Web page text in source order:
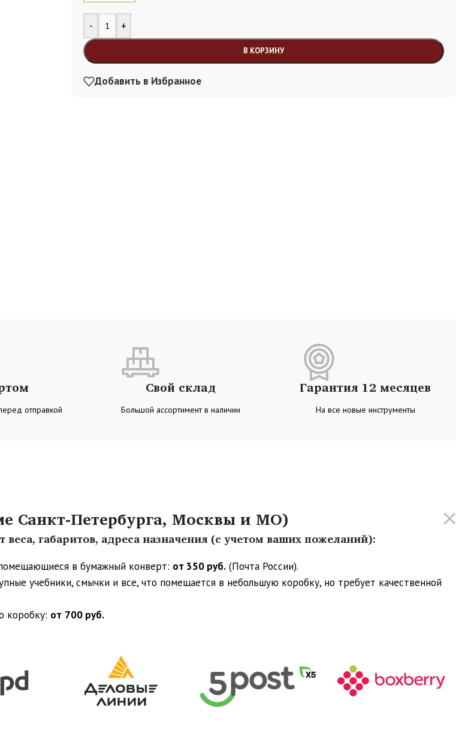
- +
В КОРЗИНУ
Alternative:
Добавить в Избранное
отправкой
Свой склад
Большой ассортимент в наличии
Гарантия 12 месяцев
На все новые инструменты
Петербурга, Москвы и МО)
габаритов, адреса назначения (с учетом ваших пожеланий):
в бумажный конверт: от 350 руб. (Почта России).
учебники, смычки и все, что помещается в небольшую коробку, но требует качественной
коробку: от 700 руб.